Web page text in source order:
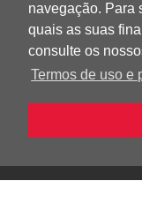
navegação. Para
quais as suas
consulte os
Termos de uso e
CATEGORIAS
APOIO AO CLIENTE
© 2026